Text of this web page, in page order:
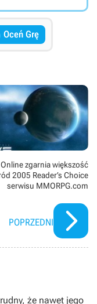
Oceń Grę
Online zgarnia większość
2005 Reader’s Choice
serwisu MMORPG.com
POPRZEDNI
że nawet jego